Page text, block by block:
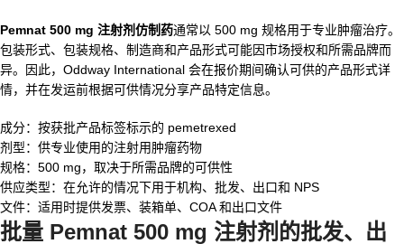
Pemnat 500 mg 注射剂仿制药通常以 500 mg 规格用于专业肿瘤治疗。
包装形式、包装规格、制造商和产品形式可能因市场授权和所需品牌而
异。因此，Oddway International 会在报价期间确认可供的产品形式详
情，并在发运前根据可供情况分享产品特定信息。
成分：按获批产品标签标示的 pemetrexed
剂型：供专业使用的注射用肿瘤药物
规格：500 mg，取决于所需品牌的可供性
供应类型：在允许的情况下用于机构、批发、出口和 NPS
文件：适用时提供发票、装箱单、COA 和出口文件
批量 Pemnat 500 mg 注射剂的批发、出